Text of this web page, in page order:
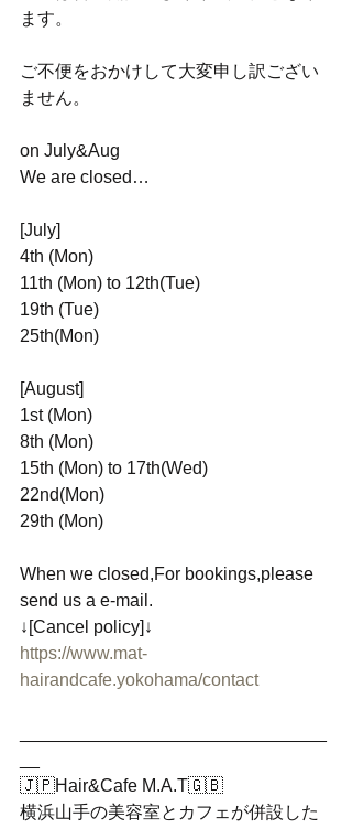
ます。
ご不便をおかけして大変申し訳ござい
ません。
on July&Aug
We are closed…
[July]
4th (Mon)
11th (Mon) to 12th(Tue)
19th (Tue)
25th(Mon)
[August]
1st (Mon)
8th (Mon)
15th (Mon) to 17th(Wed)
22nd(Mon)
29th (Mon)
When we closed,For bookings,please
send us a e-mail.
↓[Cancel policy]↓
https://www.mat-
hairandcafe.yokohama/contact
🇯🇵Hair&Cafe M.A.T🇬🇧
横浜山手の美容室とカフェが併設した